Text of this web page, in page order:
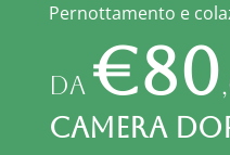
Pernottamento e
da €80
Camera